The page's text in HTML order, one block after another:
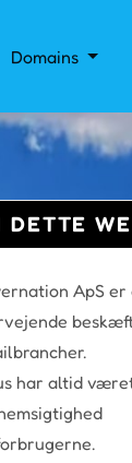
Domains
DETTE
ApS er
har altid